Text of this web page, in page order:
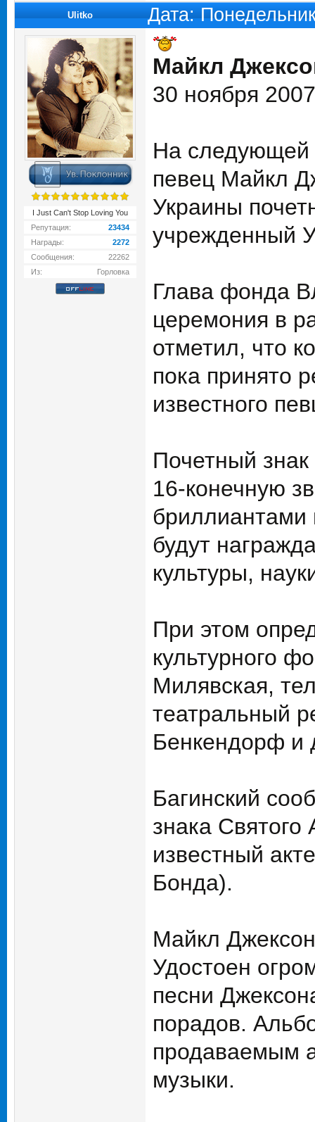
Ulitko Дата:
I Just Can't Stop Loving You
Репутация:
23434
Награды:
2272
Сообщения:
22262
Из:
Горловка
Майкл
30 ноября 2007
На следующей
певец Майкл
Украины
учрежденный
Глава фонда
церемония в
отметил, что
пока принято
известного
Почетный
16-конечную
бриллиантами
будут
культуры,
При этом
культурного
Милявская,
театральный
Бенкендорф и
Багинский
знака
известный
Бонда).
Майкл
Удостоен
песни
порадов.
продаваемым
музыки.